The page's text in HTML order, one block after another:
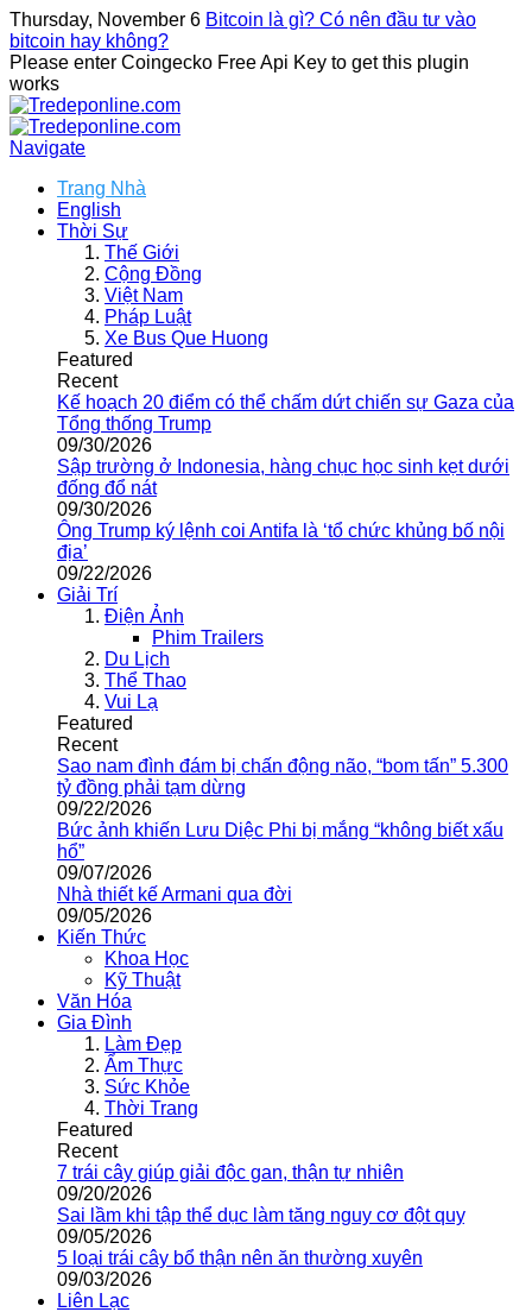
Thursday, November 6 Bitcoin là gì? Có nên đầu tư vào
bitcoin hay không?
Please enter Coingecko Free Api Key to get this plugin
works
Navigate
Trang Nhà
English
Thời Sự
Thế Giới
Cộng Đồng
Việt Nam
Pháp Luật
Xe Bus Que Huong
Featured
Recent
Kế hoạch 20 điểm có thể chấm dứt chiến sự Gaza của
Tổng thống Trump
09/30/2026
Sập trường ở Indonesia, hàng chục học sinh kẹt dưới
đống đổ nát
09/30/2026
Ông Trump ký lệnh coi Antifa là ‘tổ chức khủng bố nội
địa’
09/22/2026
Giải Trí
Điện Ảnh
Phim Trailers
Du Lịch
Thể Thao
Vui Lạ
Featured
Recent
Sao nam đình đám bị chấn động não, “bom tấn” 5.300
tỷ đồng phải tạm dừng
09/22/2026
Bức ảnh khiến Lưu Diệc Phi bị mắng “không biết xấu
hổ”
09/07/2026
Nhà thiết kế Armani qua đời
09/05/2026
Kiến Thức
Khoa Học
Kỹ Thuật
Văn Hóa
Gia Đình
Làm Đẹp
Ẩm Thực
Sức Khỏe
Thời Trang
Featured
Recent
7 trái cây giúp giải độc gan, thận tự nhiên
09/20/2026
Sai lầm khi tập thể dục làm tăng nguy cơ đột quỵ
09/05/2026
5 loại trái cây bổ thận nên ăn thường xuyên
09/03/2026
Liên Lạc